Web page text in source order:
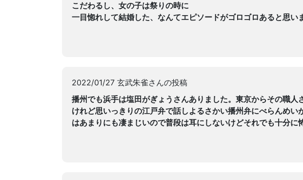
こだわるし、女の子は祭りの時に
一目惚れして結婚した、なんてエピソードがゴロゴロあると思い
2022/01/27 玄武朱雀さんの投稿
播州でも浜手は塩田がぎょうさんありました。東京からその職
けれど思いっきりの江戸弁で話しよるさかい播州弁にべらんめ
はあまりにも凄まじいので普段は耳にしないけどそれでも十分に